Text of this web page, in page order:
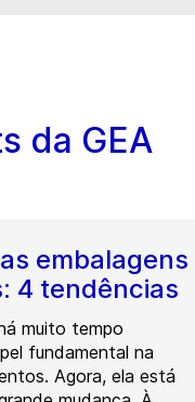
da GEA
embalagens
4 tendências
muito tempo
fundamental na
Agora, ela está